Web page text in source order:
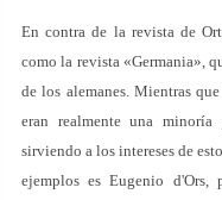
En contra de la revista de
como la revista «Germania»,
de los alemanes. Mientras
eran realmente una minoría
sirviendo a los intereses de
ejemplos es Eugenio d'Ors,